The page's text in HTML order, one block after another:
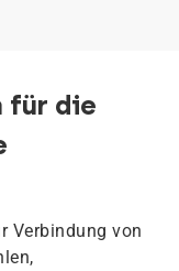
für die
Verbindung von